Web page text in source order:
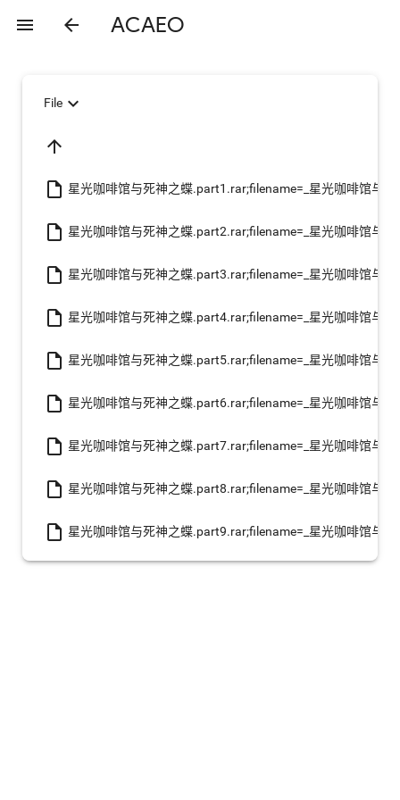
menu arrow_back ACAEO
Fileexpand_more
arrow_upward
insert_drive_file 星光咖啡馆与死神之蝶.part1.rar;filename=_星光咖啡馆与
insert_drive_file 星光咖啡馆与死神之蝶.part2.rar;filename=_星光咖啡馆与
insert_drive_file 星光咖啡馆与死神之蝶.part3.rar;filename=_星光咖啡馆与
insert_drive_file 星光咖啡馆与死神之蝶.part4.rar;filename=_星光咖啡馆与
insert_drive_file 星光咖啡馆与死神之蝶.part5.rar;filename=_星光咖啡馆与
insert_drive_file 星光咖啡馆与死神之蝶.part6.rar;filename=_星光咖啡馆与
insert_drive_file 星光咖啡馆与死神之蝶.part7.rar;filename=_星光咖啡馆与
insert_drive_file 星光咖啡馆与死神之蝶.part8.rar;filename=_星光咖啡馆与
insert_drive_file 星光咖啡馆与死神之蝶.part9.rar;filename=_星光咖啡馆与